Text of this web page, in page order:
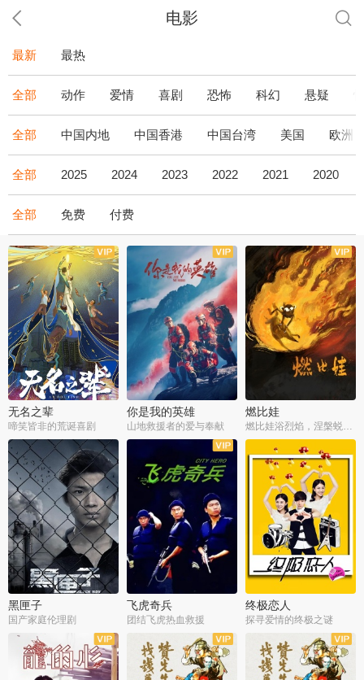
电影
最新 最热
全部 动作 爱情 喜剧 恐怖 科幻 悬疑
全部 中国内地 中国香港 中国台湾 美国 欧洲
全部 2025 2024 2023 2022 2021 2020
全部 免费 付费
无名之辈
啼笑皆非的荒诞喜剧
你是我的英雄
山地救援者的爱与奉献
燃比娃
燃比娃浴烈焰，涅槃蜕变成人
黑匣子
国产家庭伦理剧
飞虎奇兵
团结飞虎热血救援
终极恋人
探寻爱情的终极之谜